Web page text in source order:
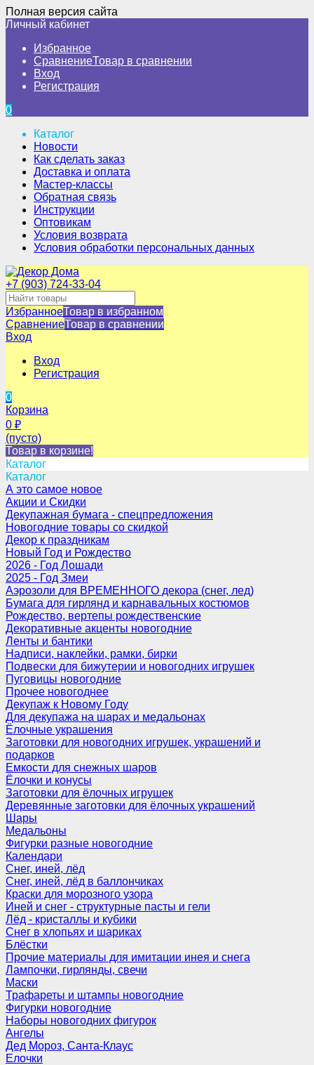
Полная версия сайта
Личный кабинет
Избранное
СравнениеТовар в сравнении
Вход
Регистрация
0
Каталог
Новости
Как сделать заказ
Доставка и оплата
Мастер-классы
Обратная связь
Инструкции
Оптовикам
Условия возврата
Условия обработки персональных данных
+7 (903) 724-33-04
ИзбранноеТовар в избранном
СравнениеТовар в сравнении
Вход
Вход
Регистрация
0
Корзина
0 ₽
(пусто)
Товар в корзине!
Каталог
Каталог
А это самое новое
Акции и Скидки
Декупажная бумага - спецпредложения
Новогодние товары со скидкой
Декор к праздникам
Новый Год и Рождество
2026 - Год Лошади
2025 - Год Змеи
Аэрозоли для ВРЕМЕННОГО декора (снег, лед)
Бумага для гирлянд и карнавальных костюмов
Рождество, вертепы рождественские
Декоративные акценты новогодние
Ленты и бантики
Надписи, наклейки, рамки, бирки
Подвески для бижутерии и новогодних игрушек
Пуговицы новогодние
Прочее новогоднее
Декупаж к Новому Году
Для декупажа на шарах и медальонах
Ёлочные украшения
Заготовки для новогодних игрушек, украшений и
подарков
Емкости для снежных шаров
Ёлочки и конусы
Заготовки для ёлочных игрушек
Деревянные заготовки для ёлочных украшений
Шары
Медальоны
Фигурки разные новогодние
Календари
Снег, иней, лёд
Снег, иней, лёд в баллончиках
Краски для морозного узора
Иней и снег - структурные пасты и гели
Лёд - кристаллы и кубики
Снег в хлопьях и шариках
Блёстки
Прочие материалы для имитации инея и снега
Лампочки, гирлянды, свечи
Маски
Трафареты и штампы новогодние
Фигурки новогодние
Наборы новогодних фигурок
Ангелы
Дед Мороз, Санта-Клаус
Елочки